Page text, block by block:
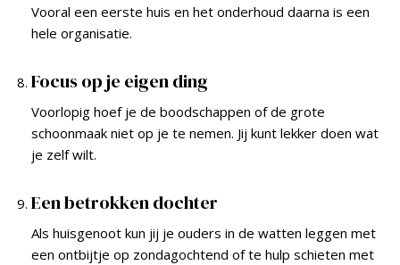
Vooral een eerste huis en het onderhoud daarna is een
hele organisatie.
Focus op je eigen ding
Voorlopig hoef je de boodschappen of de grote
schoonmaak niet op je te nemen. Jij kunt lekker doen wat
je zelf wilt.
Een betrokken dochter
Als huisgenoot kun jij je ouders in de watten leggen met
een ontbijtje op zondagochtend of te hulp schieten met